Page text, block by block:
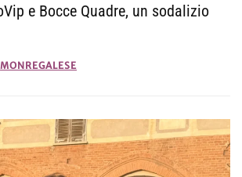
e Bocce Quadre, un sodalizio
MONREGALESE